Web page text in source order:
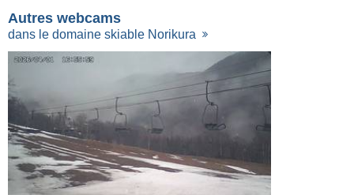
Autres webcams
dans le domaine skiable Norikura